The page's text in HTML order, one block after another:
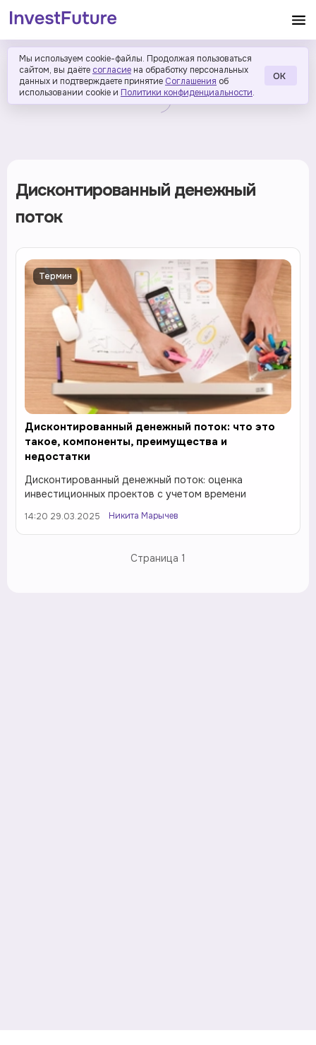
Мы используем cookie-файлы. Продолжая пользоваться
сайтом, вы даёте согласие на обработку персональных
данных и подтверждаете принятие Соглашения об
использовании cookie и Политики конфиденциальности.
ОК
Дисконтированный денежный
поток
Термин
Дисконтированный денежный поток: что это
такое, компоненты, преимущества и
недостатки
Дисконтированный денежный поток: оценка
инвестиционных проектов с учетом времени
14:20 29.03.2025 Никита Марычев
Страница 1